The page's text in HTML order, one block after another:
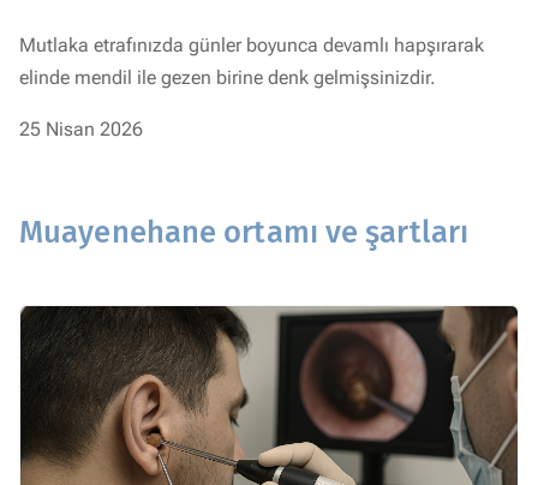
Mutlaka etrafınızda günler boyunca devamlı hapşırarak
elinde mendil ile gezen birine denk gelmişsinizdir.
25 Nisan 2026
Muayenehane ortamı ve şartları